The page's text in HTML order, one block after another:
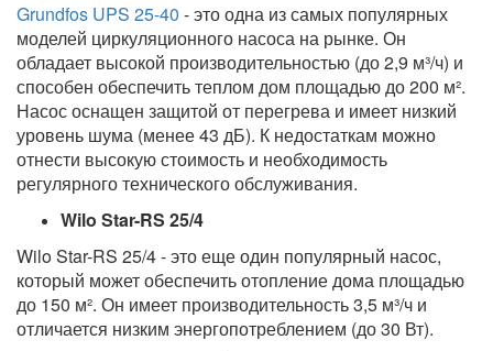
Grundfos UPS 25-40 - это одна из самых популярных
моделей циркуляционного насоса на рынке. Он
обладает высокой производительностью (до 2,9 м³/ч) и
способен обеспечить теплом дом площадью до 200 м².
Насос оснащен защитой от перегрева и имеет низкий
уровень шума (менее 43 дБ). К недостаткам можно
отнести высокую стоимость и необходимость
регулярного технического обслуживания.
Wilo Star-RS 25/4
Wilo Star-RS 25/4 - это еще один популярный насос,
который может обеспечить отопление дома площадью
до 150 м². Он имеет производительность 3,5 м³/ч и
отличается низким энергопотреблением (до 30 Вт).